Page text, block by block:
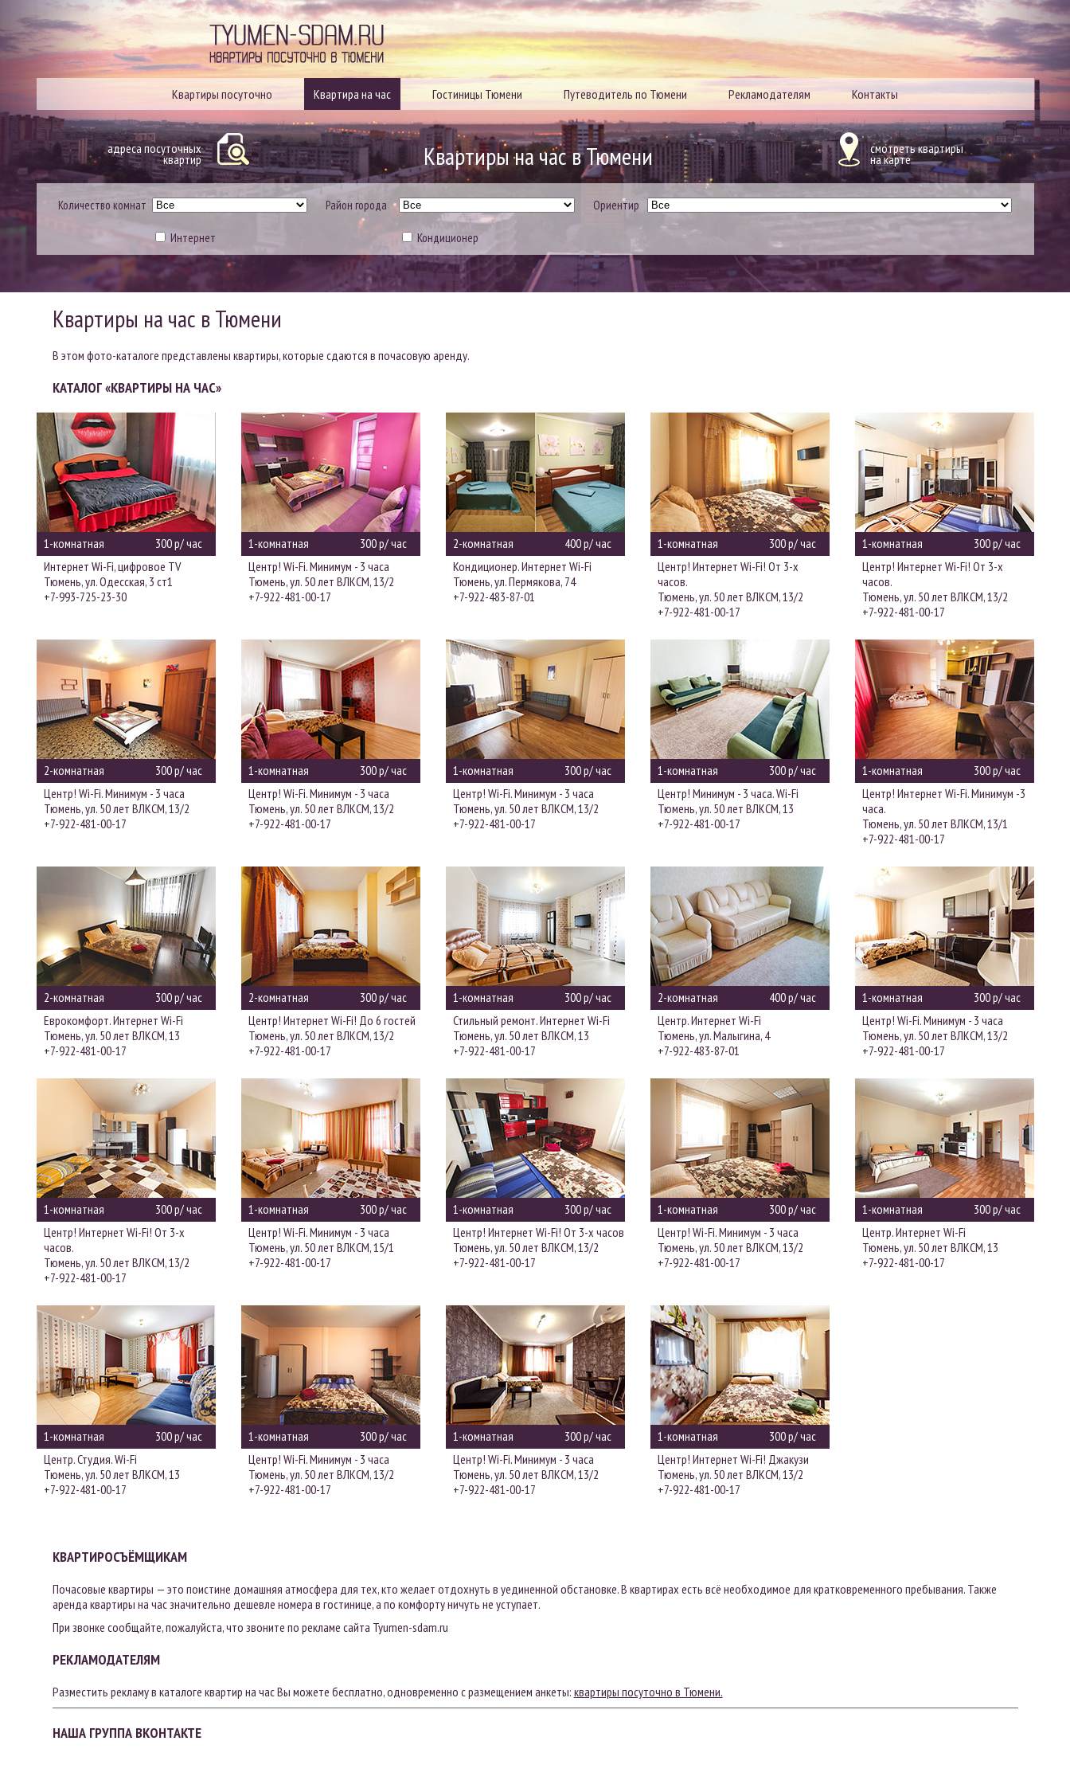
Квартиры посуточно в Тюмени
Квартиры посуточно Квартира на час Гостиницы Тюмени Путеводитель по Тюмени Рекламодателям Контакты
адреса посуточных
квартир
смотреть квартиры
на карте
Квартиры на час в Тюмени
Количество комнат
Интернет
Район города
Кондиционер
Ориентир
Квартиры на час в Тюмени
В этом фото-каталоге представлены квартиры, которые сдаются в почасовую аренду.
КАТАЛОГ «КВАРТИРЫ НА ЧАС»
1-комнатная
300 р/ час
Интернет Wi-Fi, цифровое TV
Тюмень, ул. Одесская, 3 ст1
+7-993-725-23-30
1-комнатная
300 р/ час
Центр! Wi-Fi. Минимум - 3 часа
Тюмень, ул. 50 лет ВЛКСМ, 13/2
+7-922-481-00-17
2-комнатная
400 р/ час
Кондиционер. Интернет Wi-Fi
Тюмень, ул. Пермякова, 74
+7-922-483-87-01
1-комнатная
300 р/ час
Центр! Интернет Wi-Fi! От 3-х
часов.
Тюмень, ул. 50 лет ВЛКСМ, 13/2
+7-922-481-00-17
1-комнатная
300 р/ час
Центр! Интернет Wi-Fi! От 3-х
часов.
Тюмень, ул. 50 лет ВЛКСМ, 13/2
+7-922-481-00-17
2-комнатная
300 р/ час
Центр! Wi-Fi. Минимум - 3 часа
Тюмень, ул. 50 лет ВЛКСМ, 13/2
+7-922-481-00-17
1-комнатная
300 р/ час
Центр! Wi-Fi. Минимум - 3 часа
Тюмень, ул. 50 лет ВЛКСМ, 13/2
+7-922-481-00-17
1-комнатная
300 р/ час
Центр! Wi-Fi. Минимум - 3 часа
Тюмень, ул. 50 лет ВЛКСМ, 13/2
+7-922-481-00-17
1-комнатная
300 р/ час
Центр! Минимум - 3 часа. Wi-Fi
Тюмень, ул. 50 лет ВЛКСМ, 13
+7-922-481-00-17
1-комнатная
300 р/ час
Центр! Интернет Wi-Fi. Минимум -3
часа.
Тюмень, ул. 50 лет ВЛКСМ, 13/1
+7-922-481-00-17
2-комнатная
300 р/ час
Еврокомфорт. Интернет Wi-Fi
Тюмень, ул. 50 лет ВЛКСМ, 13
+7-922-481-00-17
2-комнатная
300 р/ час
Центр! Интернет Wi-Fi! До 6 гостей
Тюмень, ул. 50 лет ВЛКСМ, 13/2
+7-922-481-00-17
1-комнатная
300 р/ час
Стильный ремонт. Интернет Wi-Fi
Тюмень, ул. 50 лет ВЛКСМ, 13
+7-922-481-00-17
2-комнатная
400 р/ час
Центр. Интернет Wi-Fi
Тюмень, ул. Малыгина, 4
+7-922-483-87-01
1-комнатная
300 р/ час
Центр! Wi-Fi. Минимум - 3 часа
Тюмень, ул. 50 лет ВЛКСМ, 13/2
+7-922-481-00-17
1-комнатная
300 р/ час
Центр! Интернет Wi-Fi! От 3-х
часов.
Тюмень, ул. 50 лет ВЛКСМ, 13/2
+7-922-481-00-17
1-комнатная
300 р/ час
Центр! Wi-Fi. Минимум - 3 часа
Тюмень, ул. 50 лет ВЛКСМ, 15/1
+7-922-481-00-17
1-комнатная
300 р/ час
Центр! Интернет Wi-Fi! От 3-х часов
Тюмень, ул. 50 лет ВЛКСМ, 13/2
+7-922-481-00-17
1-комнатная
300 р/ час
Центр! Wi-Fi. Минимум - 3 часа
Тюмень, ул. 50 лет ВЛКСМ, 13/2
+7-922-481-00-17
1-комнатная
300 р/ час
Центр. Интернет Wi-Fi
Тюмень, ул. 50 лет ВЛКСМ, 13
+7-922-481-00-17
1-комнатная
300 р/ час
Центр. Студия. Wi-Fi
Тюмень, ул. 50 лет ВЛКСМ, 13
+7-922-481-00-17
1-комнатная
300 р/ час
Центр! Wi-Fi. Минимум - 3 часа
Тюмень, ул. 50 лет ВЛКСМ, 13/2
+7-922-481-00-17
1-комнатная
300 р/ час
Центр! Wi-Fi. Минимум - 3 часа
Тюмень, ул. 50 лет ВЛКСМ, 13/2
+7-922-481-00-17
1-комнатная
300 р/ час
Центр! Интернет Wi-Fi! Джакузи
Тюмень, ул. 50 лет ВЛКСМ, 13/2
+7-922-481-00-17
КВАРТИРОСЪЁМЩИКАМ
Почасовые квартиры — это поистине домашняя атмосфера для тех, кто желает отдохнуть в уединенной обстановке. В квартирах есть всё необходимое для кратковременного пребывания. Также
аренда квартиры на час значительно дешевле номера в гостинице, а по комфорту ничуть не уступает.
При звонке сообщайте, пожалуйста, что звоните по рекламе сайта Tyumen-sdam.ru
РЕКЛАМОДАТЕЛЯМ
Разместить рекламу в каталоге квартир на час Вы можете бесплатно, одновременно с размещением анкеты: квартиры посуточно в Тюмени.
НАША ГРУППА ВКОНТАКТЕ